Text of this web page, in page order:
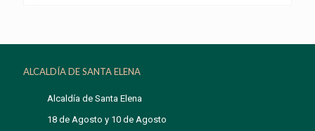
ALCALDÍA DE SANTA ELENA
Alcaldía de Santa Elena
18 de Agosto y 10 de Agosto